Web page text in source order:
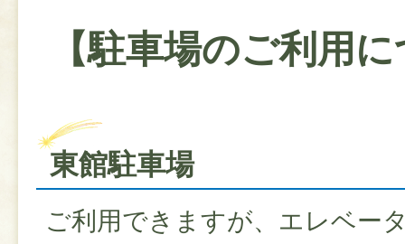
【駐車場のご利用
東館駐車場
ご利用できますが、エレベー